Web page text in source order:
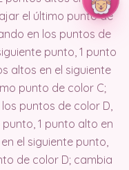
el último punto de
en los puntos de
punto, 1 punto
altos en el siguiente
punto de color C;
puntos de color D,
1 punto alto en
el siguiente punto,
de color D; cambia